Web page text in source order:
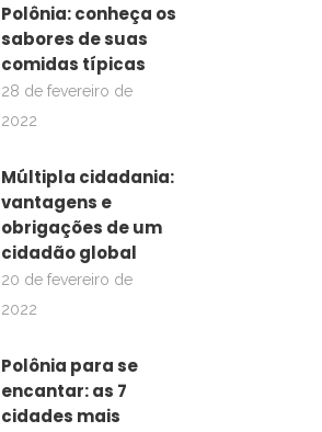
Polônia: conheça os
sabores de suas
comidas típicas
28 de fevereiro de
2022
Múltipla cidadania:
vantagens e
obrigações de um
cidadão global
20 de fevereiro de
2022
Polônia para se
encantar: as 7
cidades mais